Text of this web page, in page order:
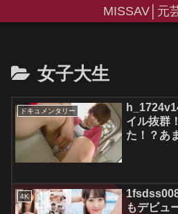
MISSAV│元
女子大生
ドキュメンタリー
イル抜群
た！？あ
すぎて中
4K
もデビュ